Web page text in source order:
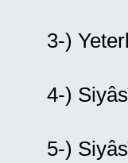
) Yeterli
) Siyâsîler
) Siyâsî